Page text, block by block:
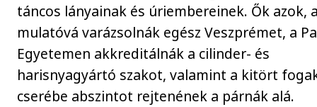
táncos lányainak és úriembereinek. Ők azok,
mulatóvá varázsolnák egész Veszprémet, a
Egyetemen akkreditálnák a cilinder- és
harisnyagyártó szakot, valamint a kitört
cserébe abszintot rejtenének a párnák alá.